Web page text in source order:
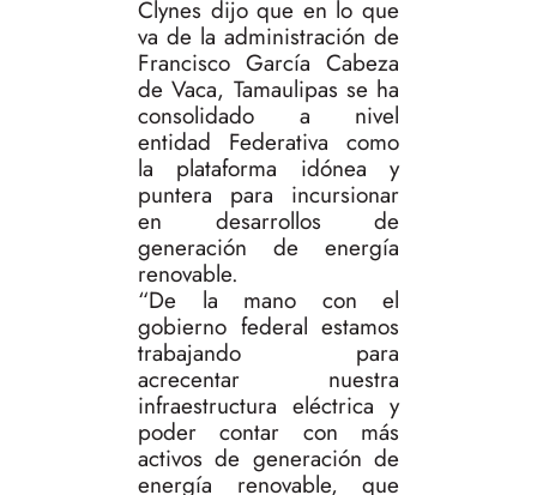
Clynes dijo que en lo que
va de la administración de
Francisco García Cabeza
de Vaca, Tamaulipas se ha
consolidado a nivel
entidad Federativa como
la plataforma idónea y
puntera para incursionar
en desarrollos de
generación de energía
renovable.
“De la mano con el
gobierno federal estamos
trabajando para
acrecentar nuestra
infraestructura eléctrica y
poder contar con más
activos de generación de
energía renovable, que